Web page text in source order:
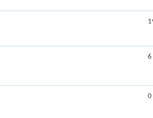
6
0